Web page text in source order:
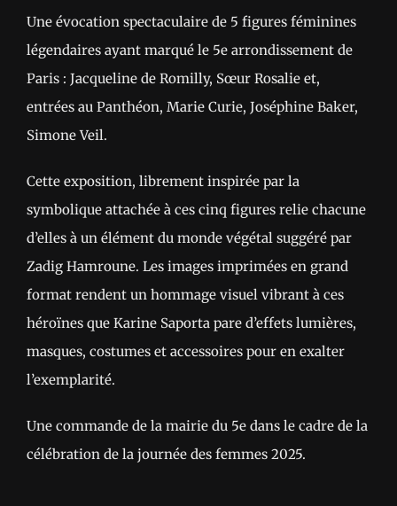
Une évocation spectaculaire de 5 figures féminines
légendaires ayant marqué le 5e arrondissement de
Paris : Jacqueline de Romilly, Sœur Rosalie et,
entrées au Panthéon, Marie Curie, Joséphine Baker,
Simone Veil.
Cette exposition, librement inspirée par la
symbolique attachée à ces cinq figures relie chacune
d’elles à un élément du monde végétal suggéré par
Zadig Hamroune. Les images imprimées en grand
format rendent un hommage visuel vibrant à ces
héroïnes que Karine Saporta pare d’effets lumières,
masques, costumes et accessoires pour en exalter
l’exemplarité.
Une commande de la mairie du 5e dans le cadre de la
célébration de la journée des femmes 2025.